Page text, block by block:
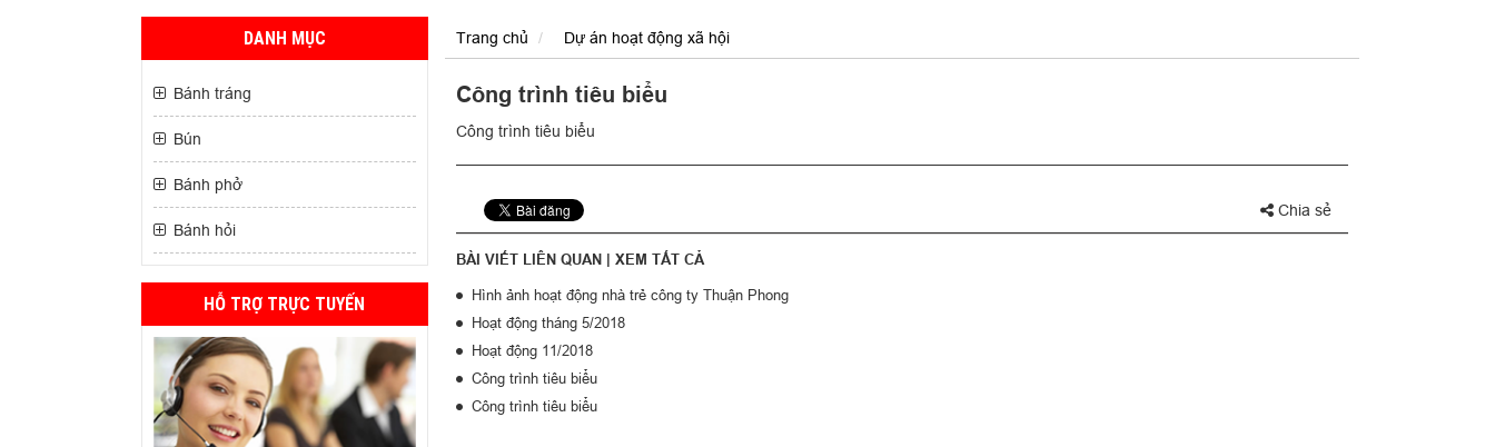
DANH MỤC
Bánh tráng
Bún
Bánh phở
Bánh hỏi
HỖ TRỢ TRỰC TUYẾN
Trang chủ Dự án hoạt động xã hội
Công trình tiêu biểu
Công trình tiêu biểu
Chia sẻ
BÀI VIẾT LIÊN QUAN | XEM TẤT CẢ
Hình ảnh hoạt động nhà trẻ công ty Thuận Phong
Hoạt động tháng 5/2018
Hoạt động 11/2018
Công trình tiêu biểu
Công trình tiêu biểu